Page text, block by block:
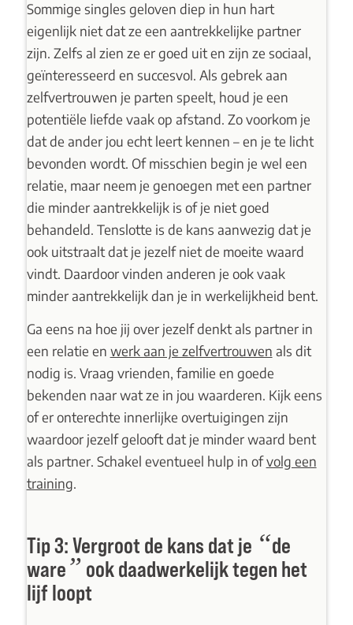
Sommige singles geloven diep in hun hart
eigenlijk niet dat ze een aantrekkelijke partner
zijn. Zelfs al zien ze er goed uit en zijn ze sociaal,
geïnteresseerd en succesvol. Als gebrek aan
zelfvertrouwen je parten speelt, houd je een
potentiële liefde vaak op afstand. Zo voorkom je
dat de ander jou echt leert kennen – en je te licht
bevonden wordt. Of misschien begin je wel een
relatie, maar neem je genoegen met een partner
die minder aantrekkelijk is of je niet goed
behandeld. Tenslotte is de kans aanwezig dat je
ook uitstraalt dat je jezelf niet de moeite waard
vindt. Daardoor vinden anderen je ook vaak
minder aantrekkelijk dan je in werkelijkheid bent.
Ga eens na hoe jij over jezelf denkt als partner in
een relatie en werk aan je zelfvertrouwen als dit
nodig is. Vraag vrienden, familie en goede
bekenden naar wat ze in jou waarderen. Kijk eens
of er onterechte innerlijke overtuigingen zijn
waardoor jezelf gelooft dat je minder waard bent
als partner. Schakel eventueel hulp in ofvolg een
training.
Tip 3: Vergroot de kans dat je “de
ware” ook daadwerkelijk tegen het
lijf loopt